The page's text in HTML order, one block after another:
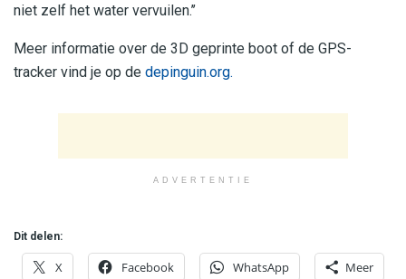
niet zelf het water vervuilen.’’
Meer informatie over de 3D geprinte boot of de GPS-
tracker vind je op de depinguin.org.
ADVERTENTIE
Dit delen:
X Facebook WhatsApp Meer